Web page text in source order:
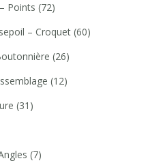
Points (72)
– Croquet (60)
(26)
(12)
(31)
(7)